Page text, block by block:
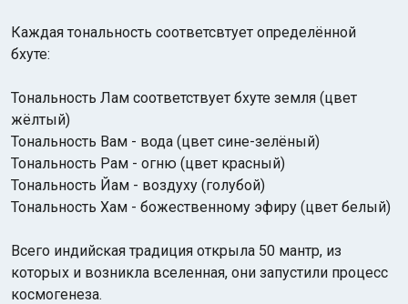
Каждая тональность соответсвтует определённой
бхуте:
Тональность Лам соответствует бхуте земля (цвет
жёлтый)
Тональность Вам - вода (цвет сине-зелёный)
Тональность Рам - огню (цвет красный)
Тональность Йам - воздуху (голубой)
Тональность Хам - божественному эфиру (цвет белый)
Всего индийская традиция открыла 50 мантр, из
которых и возникла вселенная, они запустили процесс
космогенеза.